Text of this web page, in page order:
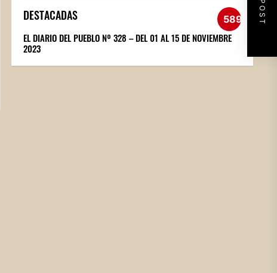
DESTACADAS 589
EL DIARIO DEL PUEBLO Nº 328 – DEL 01 AL 15 DE NOVIEMBRE
2023